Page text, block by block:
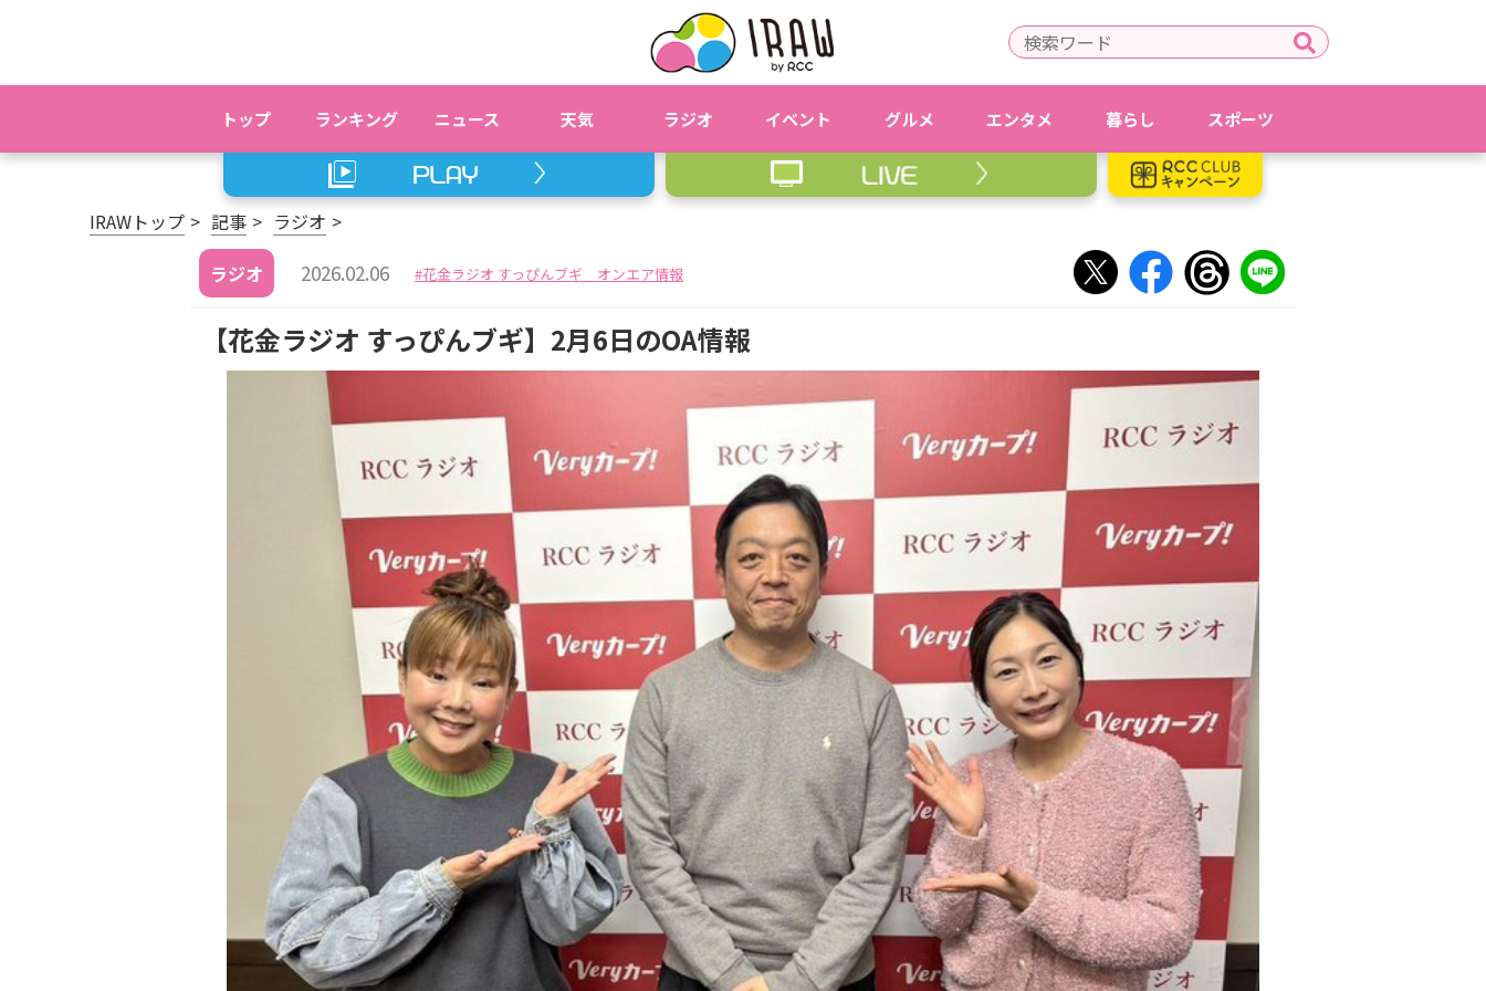
トップ ランキング ニュース 天気 ラジオ イベント グルメ エンタメ 暮らし スポーツ
IRAWトップ 記事
ラジオ
ラジオ
2026.02.06 花金ラジオ すっぴんブギ オンエア情報
【花金ラジオ すっぴんブギ】2月6日のOA情報